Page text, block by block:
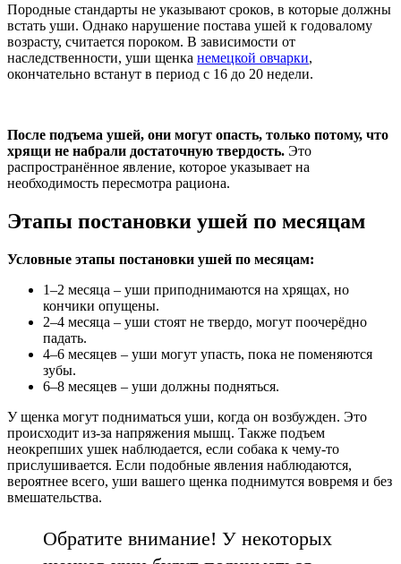
Породные стандарты не указывают сроков, в которые должны
встать уши. Однако нарушение постава ушей к годовалому
возрасту, считается пороком. В зависимости от
наследственности, уши щенка немецкой овчарки,
окончательно встанут в период с 16 до 20 недели.
После подъема ушей, они могут опасть, только потому, что
хрящи не набрали достаточную твердость. Это
распространённое явление, которое указывает на
необходимость пересмотра рациона.
Этапы постановки ушей по месяцам
Условные этапы постановки ушей по месяцам:
1–2 месяца – уши приподнимаются на хрящах, но
кончики опущены.
2–4 месяца – уши стоят не твердо, могут поочерёдно
падать.
4–6 месяцев – уши могут упасть, пока не поменяются
зубы.
6–8 месяцев – уши должны подняться.
У щенка могут подниматься уши, когда он возбужден. Это
происходит из-за напряжения мышц. Также подъем
неокрепших ушек наблюдается, если собака к чему-то
прислушивается. Если подобные явления наблюдаются,
вероятнее всего, уши вашего щенка поднимутся вовремя и без
вмешательства.
Обратите внимание! У некоторых